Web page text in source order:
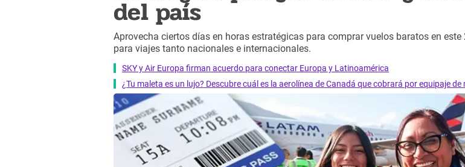
del país
Aprovecha ciertos días en horas estratégicas para comprar vuelos baratos en este
para viajes tanto nacionales e internacionales.
SKY y Air Europa firman acuerdo para conectar Europa y Latinoamérica
¿Tu maleta es un lujo? Descubre cuál es la aerolínea de Canadá que cobrará por equipaje de